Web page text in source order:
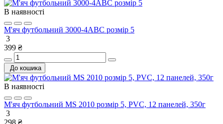
В наявності
М'яч футбольний 3000-4ABC розмір 5
3
399 ₴
До кошика
В наявності
М'яч футбольний MS 2010 розмір 5, PVC, 12 панелей, 350г
3
298 ₴